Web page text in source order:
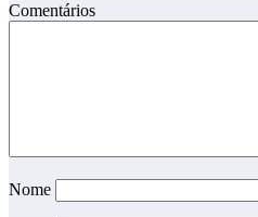
Comentários
Nome